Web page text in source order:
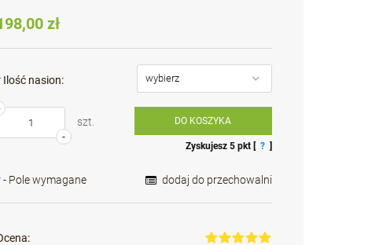
zł
Ilość nasion:
-
szt.
DO KOSZYKA
Zyskujesz 5pkt [ ? ]
dodaj do przechowalni
- Pole wymagane